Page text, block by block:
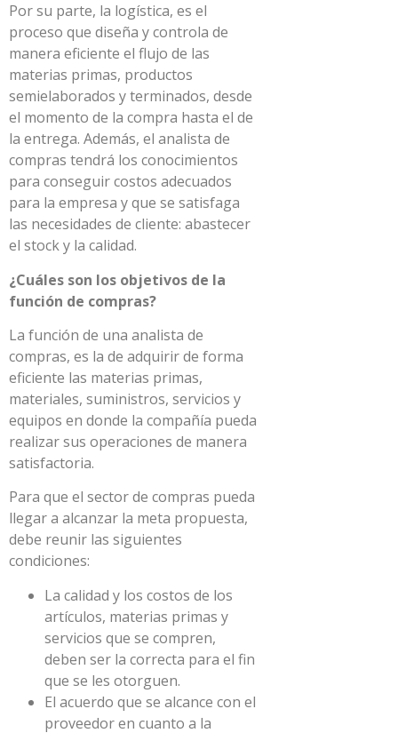
Por su parte, la logística, es el
proceso que diseña y controla de
manera eficiente el flujo de las
materias primas, productos
semielaborados y terminados, desde
el momento de la compra hasta el de
la entrega. Además, el analista de
compras tendrá los conocimientos
para conseguir costos adecuados
para la empresa y que se satisfaga
las necesidades de cliente: abastecer
el stock y la calidad.
¿Cuáles son los objetivos de la
función de compras?
La función de una analista de
compras, es la de adquirir de forma
eficiente las materias primas,
materiales, suministros, servicios y
equipos en donde la compañía pueda
realizar sus operaciones de manera
satisfactoria.
Para que el sector de compras pueda
llegar a alcanzar la meta propuesta,
debe reunir las siguientes
condiciones:
La calidad y los costos de los
artículos, materias primas y
servicios que se compren,
deben ser la correcta para el fin
que se les otorguen.
El acuerdo que se alcance con el
proveedor en cuanto a la